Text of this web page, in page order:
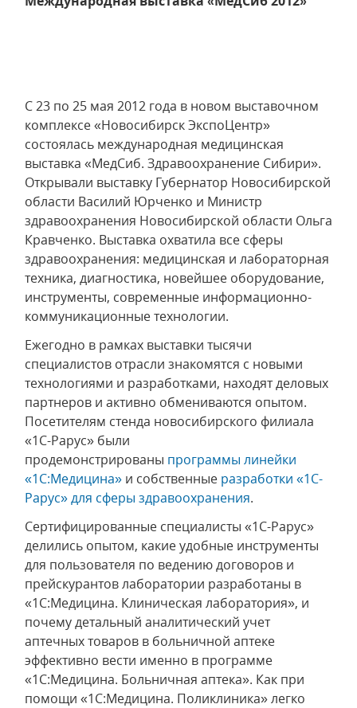
С 23 по 25 мая 2012 года в новом выставочном
комплексе «Новосибирск ЭкспоЦентр»
состоялась международная медицинская
выставка «МедСиб. Здравоохранение Сибири».
Открывали выставку Губернатор Новосибирской
области Василий Юрченко и Министр
здравоохранения Новосибирской области Ольга
Кравченко. Выставка охватила все сферы
здравоохранения: медицинская и лабораторная
техника, диагностика, новейшее оборудование,
инструменты, современные информационно-
коммуникационные технологии.
Ежегодно в рамках выставки тысячи
специалистов отрасли знакомятся с новыми
технологиями и разработками, находят деловых
партнеров и активно обмениваются опытом.
Посетителям стенда новосибирского филиала
«1С-Рарус» были
продемонстрированы программы линейки
«1С:Медицина» и собственные разработки «1С-
Рарус» для сферы здравоохранения.
Сертифицированные специалисты «1С-Рарус»
делились опытом, какие удобные инструменты
для пользователя по ведению договоров и
прейскурантов лаборатории разработаны в
«1С:Медицина. Клиническая лаборатория», и
почему детальный аналитический учет
аптечных товаров в больничной аптеке
эффективно вести именно в программе
«1С:Медицина. Больничная аптека». Как при
помощи «1С:Медицина. Поликлиника» легко